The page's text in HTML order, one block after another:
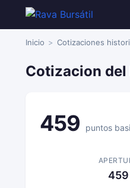
Inicio Cotizaciones
Cotizacion del
459 puntos
459